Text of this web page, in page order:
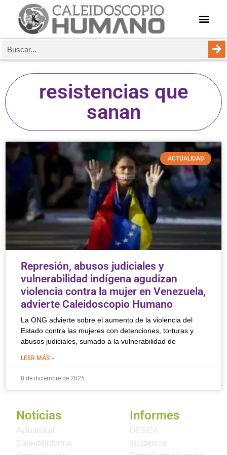
resistencias que
sanan
ACTUALIDAD
Represión, abusos judiciales y
vulnerabilidad indígena agudizan
violencia contra la mujer en Venezuela,
advierte Caleidoscopio Humano
La ONG advierte sobre el aumento de la violencia del
Estado contra las mujeres con detenciones, torturas y
abusos judiciales, sumado a la vulnerabilidad de
LEER MÁS »
8 de diciembre de 2025
Noticias
Actualidad
CaleidoInforma
Informes
DESCA
Incidencia